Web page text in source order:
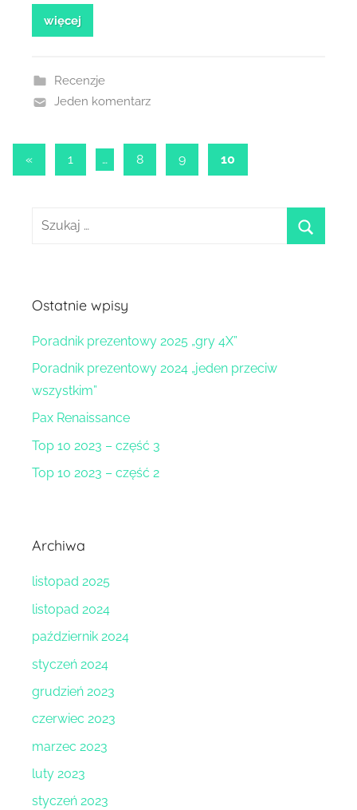
więcej
Recenzje
Jeden komentarz
Stronicowanie
«Poprzednie
wpisy
1 … 8 9 10
Szukaj:
Ostatnie wpisy
Poradnik prezentowy 2025 „gry 4X”
Poradnik prezentowy 2024 „jeden przeciw
wszystkim”
Pax Renaissance
Top 10 2023 – część 3
Top 10 2023 – część 2
Archiwa
listopad 2025
listopad 2024
październik 2024
styczeń 2024
grudzień 2023
czerwiec 2023
marzec 2023
luty 2023
styczeń 2023